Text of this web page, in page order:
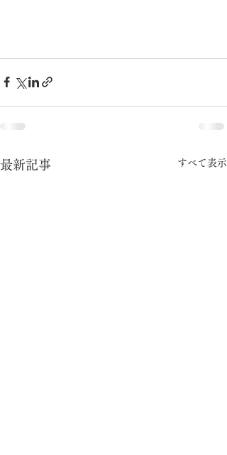
最新記事 すべて表示